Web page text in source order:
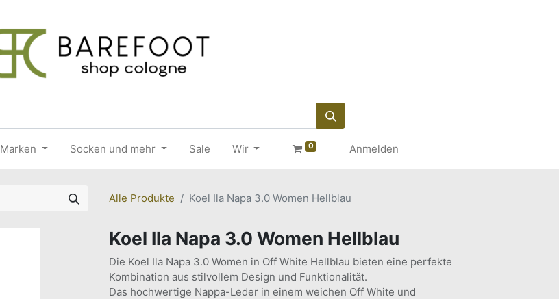
Marken Socken und mehr Sale Wir 0 Anmelden
Alle Produkte Koel Ila Napa 3.0 Women Hellblau
Koel Ila Napa 3.0 Women Hellblau
Die Koel Ila Napa 3.0 Women in Off White Hellblau bieten eine perfekte
Kombination aus stilvollem Design und Funktionalität.
Das hochwertige Nappa-Leder in einem weichen Off White und